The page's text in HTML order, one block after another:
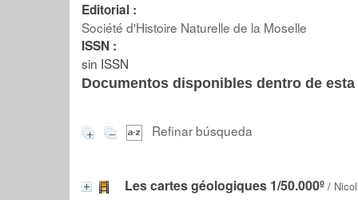
Editorial :
Société d'Histoire Naturelle de la Moselle
ISSN :
sin ISSN
Documentos disponibles dentro de
Refinar búsqueda
Les cartes géologiques 1/50.000º /